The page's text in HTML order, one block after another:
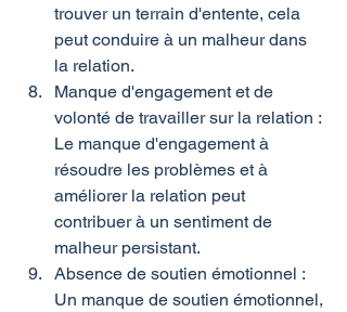
trouver un terrain d'entente, cela
peut conduire à un malheur dans
la relation.
Manque d'engagement et de
volonté de travailler sur la relation :
Le manque d'engagement à
résoudre les problèmes et à
améliorer la relation peut
contribuer à un sentiment de
malheur persistant.
Absence de soutien émotionnel :
Un manque de soutien émotionnel,